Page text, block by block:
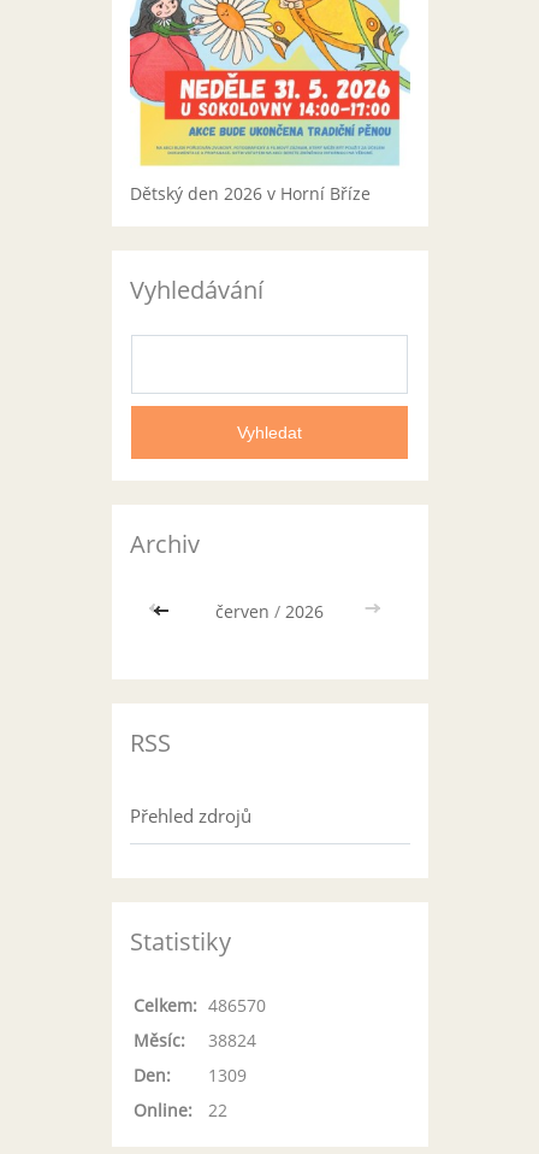
Dětský den 2026 v Horní Bříze
Vyhledávání
Archiv
<< červen / 2026 >>
RSS
Přehled zdrojů
Statistiky
Online: 22
Celkem: 486570
Měsíc:
38824
Den:
1309